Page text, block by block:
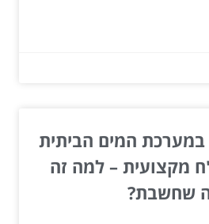
במערכת המים הביתית
מקצועית – למה זה
שחשבת?